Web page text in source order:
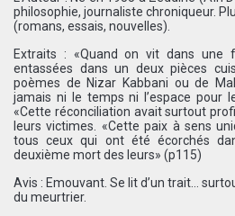
philosophie, journaliste chroniqueur.
(romans, essais, nouvelles).
Extraits : «Quand on vit dans une
entassées dans un deux pièces
poèmes de Nizar Kabbani ou de
jamais ni le temps ni l’espace pour
«Cette réconciliation avait surtout
leurs victimes. «Cette paix à sens
tous ceux qui ont été écorchés
deuxième mort des leurs» (p115)
Avis : Emouvant. Se lit d’un trait…
du meurtrier.